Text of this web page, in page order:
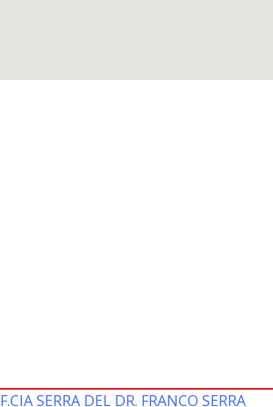
F.CIA SERRA DEL DR. FRANCO SERRA